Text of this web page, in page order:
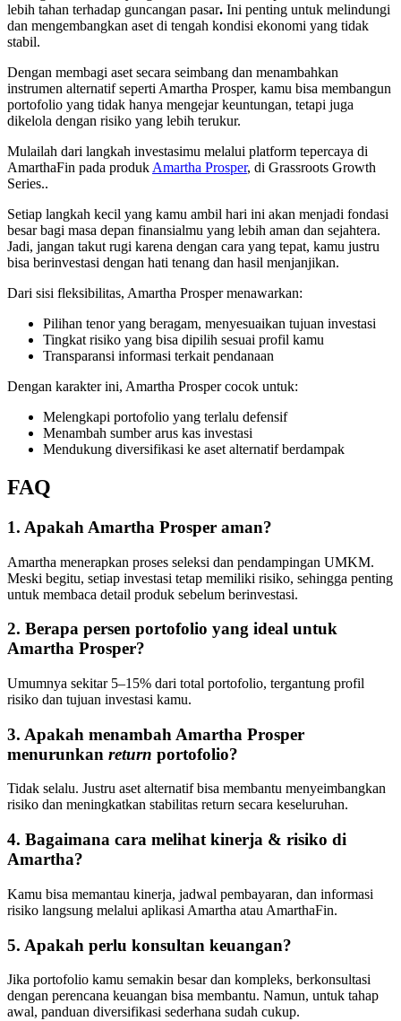
lebih tahan terhadap guncangan pasar. Ini penting untuk melindungi
dan mengembangkan aset di tengah kondisi ekonomi yang tidak
stabil.
Dengan membagi aset secara seimbang dan menambahkan
instrumen alternatif seperti Amartha Prosper, kamu bisa membangun
portofolio yang tidak hanya mengejar keuntungan, tetapi juga
dikelola dengan risiko yang lebih terukur.
Mulailah dari langkah investasimu melalui platform tepercaya di
AmarthaFin pada produk Amartha Prosper, di Grassroots Growth
Series..
Setiap langkah kecil yang kamu ambil hari ini akan menjadi fondasi
besar bagi masa depan finansialmu yang lebih aman dan sejahtera.
Jadi, jangan takut rugi karena dengan cara yang tepat, kamu justru
bisa berinvestasi dengan hati tenang dan hasil menjanjikan.
Dari sisi fleksibilitas, Amartha Prosper menawarkan:
Pilihan tenor yang beragam, menyesuaikan tujuan investasi
Tingkat risiko yang bisa dipilih sesuai profil kamu
Transparansi informasi terkait pendanaan
Dengan karakter ini, Amartha Prosper cocok untuk:
Melengkapi portofolio yang terlalu defensif
Menambah sumber arus kas investasi
Mendukung diversifikasi ke aset alternatif berdampak
FAQ
1. Apakah Amartha Prosper aman?
Amartha menerapkan proses seleksi dan pendampingan UMKM.
Meski begitu, setiap investasi tetap memiliki risiko, sehingga penting
untuk membaca detail produk sebelum berinvestasi.
2. Berapa persen portofolio yang ideal untuk
Amartha Prosper?
Umumnya sekitar 5–15% dari total portofolio, tergantung profil
risiko dan tujuan investasi kamu.
3. Apakah menambah Amartha Prosper
menurunkan return portofolio?
Tidak selalu. Justru aset alternatif bisa membantu menyeimbangkan
risiko dan meningkatkan stabilitas return secara keseluruhan.
4. Bagaimana cara melihat kinerja & risiko di
Amartha?
Kamu bisa memantau kinerja, jadwal pembayaran, dan informasi
risiko langsung melalui aplikasi Amartha atau AmarthaFin.
5. Apakah perlu konsultan keuangan?
Jika portofolio kamu semakin besar dan kompleks, berkonsultasi
dengan perencana keuangan bisa membantu. Namun, untuk tahap
awal, panduan diversifikasi sederhana sudah cukup.